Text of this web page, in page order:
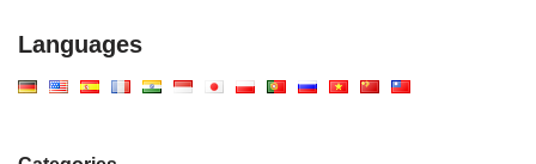
Languages